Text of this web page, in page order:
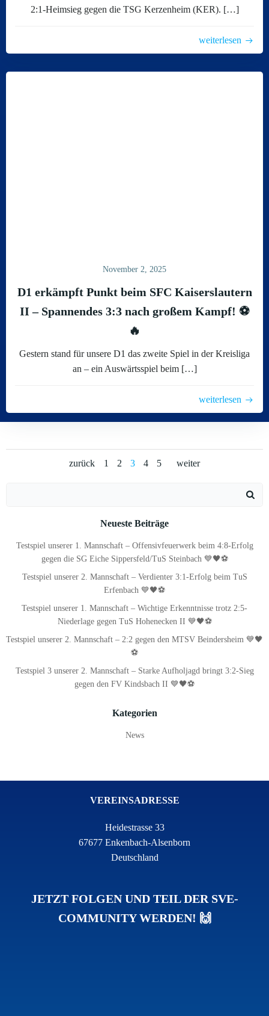
2:1-Heimsieg gegen die TSG Kerzenheim (KER). […]
weiterlesen
November 2, 2025
D1 erkämpft Punkt beim SFC Kaiserslautern
II – Spannendes 3:3 nach großem Kampf! ⚽
🔥
Gestern stand für unsere D1 das zweite Spiel in der Kreisliga
an – ein Auswärtsspiel beim […]
weiterlesen
Posts
zurück
Posts
Page
1 Page
2 Page
3 Page
4 Page
5
Posts
weiter
Neueste Beiträge
Testspiel unserer 1. Mannschaft – Offensivfeuerwerk beim 4:8-Erfolg
gegen die SG Eiche Sippersfeld/TuS Steinbach 💙🖤⚽
Testspiel unserer 2. Mannschaft – Verdienter 3:1-Erfolg beim TuS
Erfenbach 💙🖤⚽
Testspiel unserer 1. Mannschaft – Wichtige Erkenntnisse trotz 2:5-
Niederlage gegen TuS Hohenecken II 💙🖤⚽
Testspiel unserer 2. Mannschaft – 2:2 gegen den MTSV Beindersheim 💙🖤
⚽
Testspiel 3 unserer 2. Mannschaft – Starke Aufholjagd bringt 3:2-Sieg
gegen den FV Kindsbach II 💙🖤⚽
Kategorien
News
VEREINSADRESSE
Heidestrasse 33
67677 Enkenbach-Alsenborn
Deutschland
JETZT FOLGEN UND TEIL DER SVE-
COMMUNITY WERDEN! 🙌